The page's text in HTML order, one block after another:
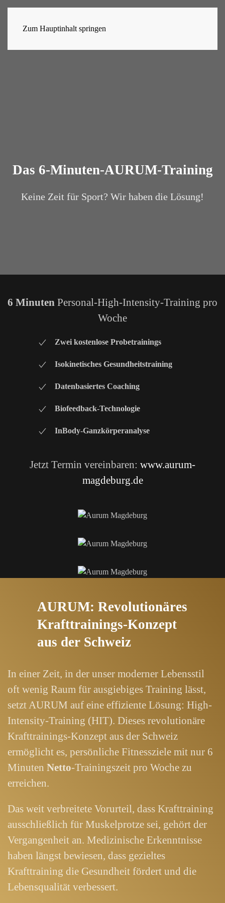
Zum Hauptinhalt springen
Das 6-Minuten-AURUM-Training
Keine Zeit für Sport? Wir haben die Lösung!
6 Minuten Personal-High-Intensity-Training pro
Woche
Zwei kostenlose Probetrainings
Isokinetisches Gesundheitstraining
Datenbasiertes Coaching
Biofeedback-Technologie
InBody-Ganzkörperanalyse
Jetzt Termin vereinbaren: www.aurum-
magdeburg.de
AURUM: Revolutionäres
Krafttrainings-Konzept
aus der Schweiz
In einer Zeit, in der unser moderner Lebensstil
oft wenig Raum für ausgiebiges Training lässt,
setzt AURUM auf eine effiziente Lösung: High-
Intensity-Training (HIT). Dieses revolutionäre
Krafttrainings-Konzept aus der Schweiz
ermöglicht es, persönliche Fitnessziele mit nur 6
Minuten Netto-Trainingszeit pro Woche zu
erreichen.
Das weit verbreitete Vorurteil, dass Krafttraining
ausschließlich für Muskelprotze sei, gehört der
Vergangenheit an. Medizinische Erkenntnisse
haben längst bewiesen, dass gezieltes
Krafttraining die Gesundheit fördert und die
Lebensqualität verbessert.